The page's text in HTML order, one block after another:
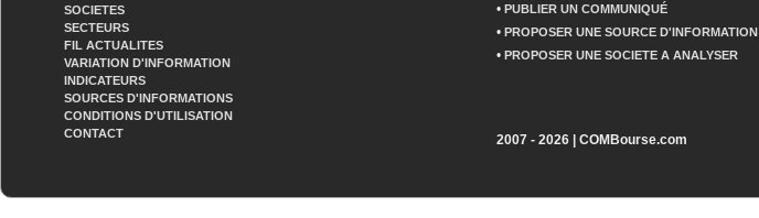
SOCIETES
SECTEURS
FIL ACTUALITES
VARIATION D'INFORMATION
INDICATEURS
SOURCES D'INFORMATIONS
CONDITIONS D'UTILISATION
CONTACT
• PUBLIER UN COMMUNIQUÉ
• PROPOSER UNE SOURCE D'INFORMATION
• PROPOSER UNE SOCIETE A ANALYSER
2007 - 2026 | COMBourse.com